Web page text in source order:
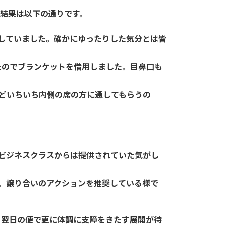
果は以下の通りです。
ていました。確かにゆったりした気分とは皆
でブランケットを借用しました。目鼻口も
いちいち内側の席の方に通してもらうの
ジネスクラスからは提供されていた気がし
譲り合いのアクションを推奨している様で
日の便で更に体調に支障をきたす展開が待